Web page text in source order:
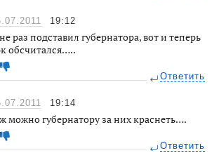
19:12
раз подставил губернатора, вот и теперь
обсчитался…..
Ответить
19:14
можно губернатору за них краснеть….
Ответить